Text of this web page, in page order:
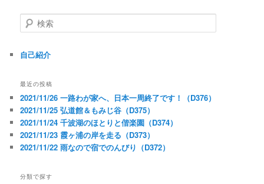
検
索
自己紹介
最近の投稿
2021/11/26 一路わが家へ、日本一周終了です！（D376）
2021/11/25 弘道館＆もみじ谷（D375）
2021/11/24 千波湖のほとりと偕楽園（D374）
2021/11/23 霞ヶ浦の岸を走る（D373）
2021/11/22 雨なので宿でのんびり（D372）
分類で探す